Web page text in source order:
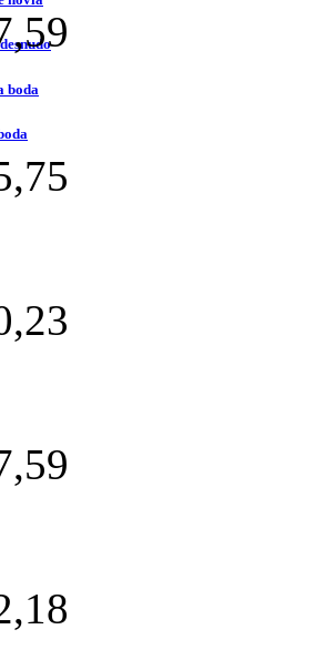
boda